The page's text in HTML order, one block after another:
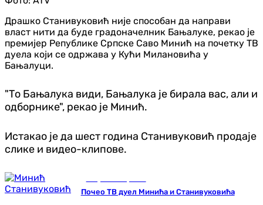
Драшко Станивуковић није способан да направи
власт нити да буде градоначелник Бањалуке, рекао је
премијер Републике Српске Саво Минић на почетку ТВ
дуела који се одржава у Кући Милановића у
Бањалуци.
"То Бањалука види, Бањалука је бирала вас, али и
одборнике", рекао је Минић.
Истакао је да шест година Станивуковић продаје
слике и видео-клипове.
Почео ТВ дуел Минића и Станивуковића